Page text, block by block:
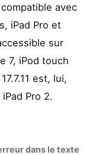
compatible avec
iPad Pro et
sur
7, iPod touch
est, lui,
Pro 2.
dans le texte